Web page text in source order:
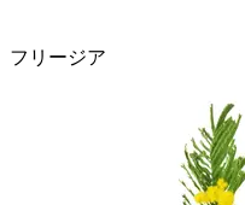
フリージア